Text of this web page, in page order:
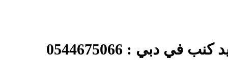
في دبي : 0544675066